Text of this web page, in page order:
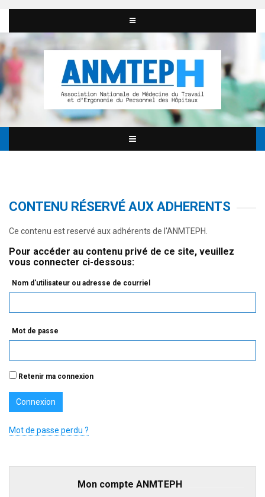
CONTENU RÉSERVÉ AUX ADHERENTS
Ce contenu est reservé aux adhérents de l'ANMTEPH.
Pour accéder au contenu privé de ce site, veuillez
vous connecter ci-dessous:
Nom d'utilisateur ou adresse de courriel
Mot de passe
Retenir ma connexion
Mot de passe perdu ?
Mon compte ANMTEPH